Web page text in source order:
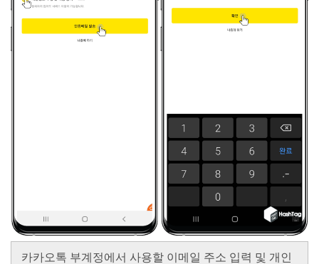
카카오톡 부계정에서 사용할 이메일 주소 입력 및 개인